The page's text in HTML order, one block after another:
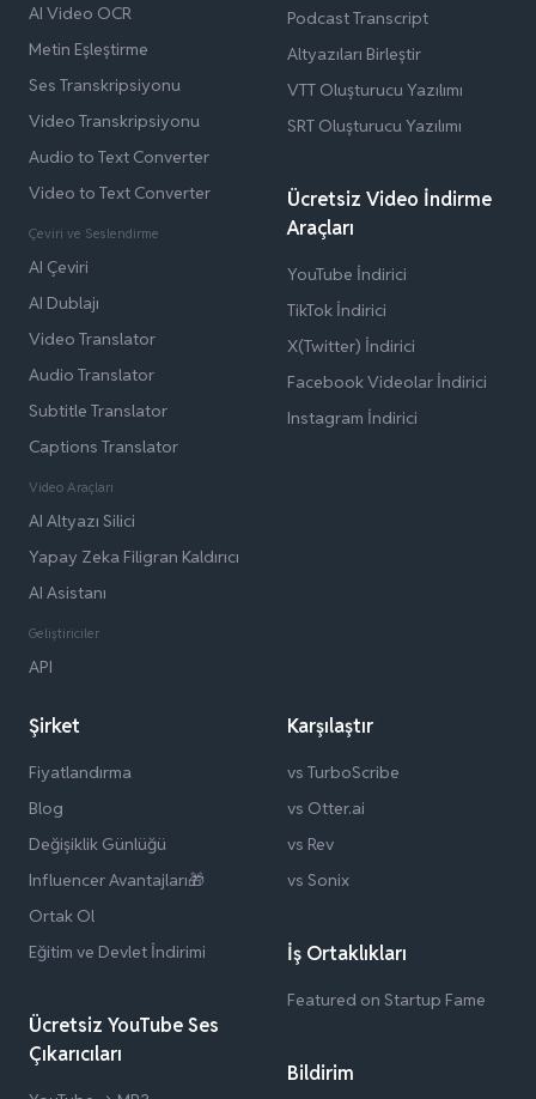
AI Video OCR
Metin Eşleştirme
Ses Transkripsiyonu
Video Transkripsiyonu
Audio to Text Converter
Video to Text Converter
Çeviri ve Seslendirme
AI Çeviri
AI Dublajı
Video Translator
Audio Translator
Subtitle Translator
Captions Translator
Video Araçları
AI Altyazı Silici
Yapay Zeka Filigran Kaldırıcı
AI Asistanı
Geliştiriciler
API
Podcast Transcript
Altyazıları Birleştir
VTT Oluşturucu Yazılımı
SRT Oluşturucu Yazılımı
Ücretsiz Video İndirme
Araçları
YouTube İndirici
TikTok İndirici
X(Twitter) İndirici
Facebook Videolar İndirici
Instagram İndirici
Şirket
Fiyatlandırma
Blog
Değişiklik Günlüğü
Influencer Avantajları🎁
Ortak Ol
Eğitim ve Devlet İndirimi
Ücretsiz YouTube Ses
Çıkarıcıları
Karşılaştır
vs TurboScribe
vs Otter.ai
vs Rev
vs Sonix
İş Ortaklıkları
Featured on Startup Fame
Bildirim